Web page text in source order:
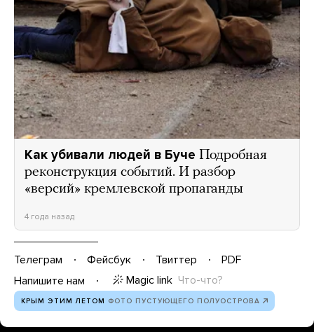
Как убивали людей в Буче Подробная
реконструкция событий. И разбор
«версий» кремлевской пропаганды
4 года назад
Телеграм Фейсбук Твиттер
PDF
Напишите нам
Magic link Что-что?
КРЫМ ЭТИМ ЛЕТОМ ФОТО ПУСТУЮЩЕГО ПОЛУОСТРОВА